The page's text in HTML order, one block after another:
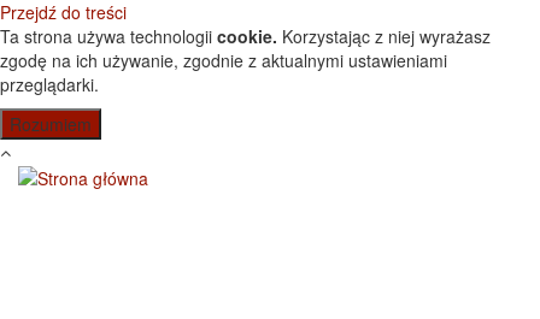
Przejdź do treści
Ta strona używa technologii cookie. Korzystając z niej wyrażasz
zgodę na ich używanie, zgodnie z aktualnymi ustawieniami
przeglądarki.